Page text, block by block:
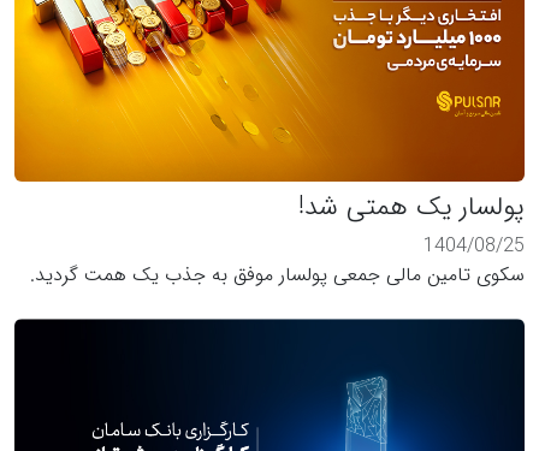
پولسار یک همتی شد!
1404/08/25
سکوی تامین مالی جمعی پولسار موفق به جذب یک همت گردید.